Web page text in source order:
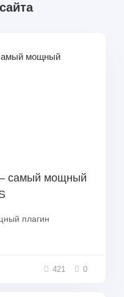
самый мощный
плагин
421 0